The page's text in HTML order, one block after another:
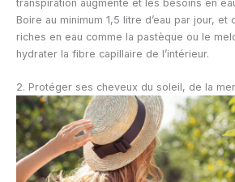
transpiration augmente et les besoins en
Boire au minimum 1,5 litre d’eau par jour,
riches en eau comme la pastèque ou le
hydrater la fibre capillaire de l’intérieur.
2. Protéger ses cheveux du soleil, de la